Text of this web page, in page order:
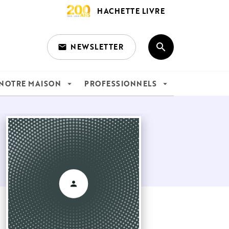
HACHETTE LIVRE
email NEWSLETTER search
MAISON arrow_drop_down PROFESSIONNELS arrow_drop_down